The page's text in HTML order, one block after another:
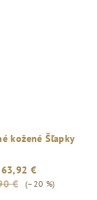
kožené Šľapky
63,92 €
€
(–20 %)